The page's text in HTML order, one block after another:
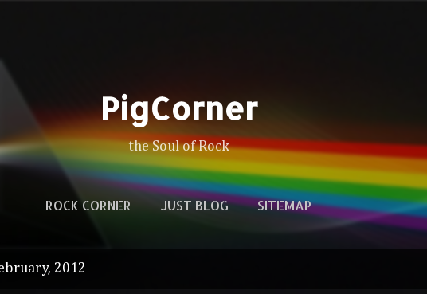
PigCorner
the Soul of Rock
ROCK CORNER JUST BLOG SITEMAP
2012